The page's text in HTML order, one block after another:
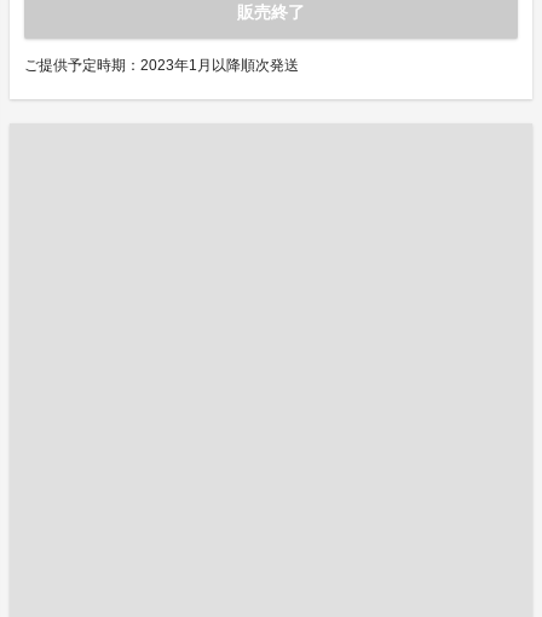
販売終了
ご提供予定時期：2023年1月以降順次発送